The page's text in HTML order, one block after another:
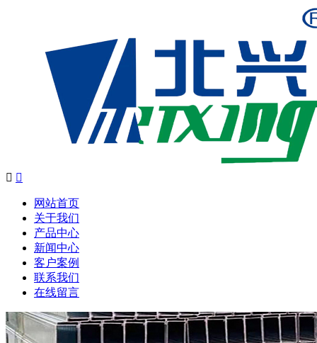
 
网站首页
关于我们
产品中心
新闻中心
客户案例
联系我们
在线留言